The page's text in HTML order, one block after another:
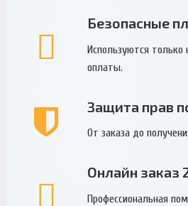
Безопасные
Используются
оплаты.
Защита прав
От заказа до
Онлайн заказ
Профессиональная